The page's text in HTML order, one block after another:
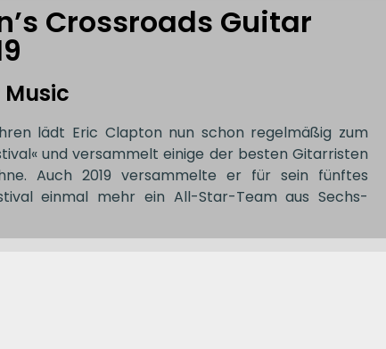
Crossroads Guitar
Music
lädt Eric Clapton nun schon regelmäßig zum
und versammelt einige der besten Gitarristen
Auch 2019 versammelte er für sein fünftes
einmal mehr ein All-Star-Team aus Sechs-